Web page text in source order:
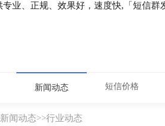
业、正规、效果好，速度快,「短信
新闻动态 短信价格
新闻动态>>行业动态